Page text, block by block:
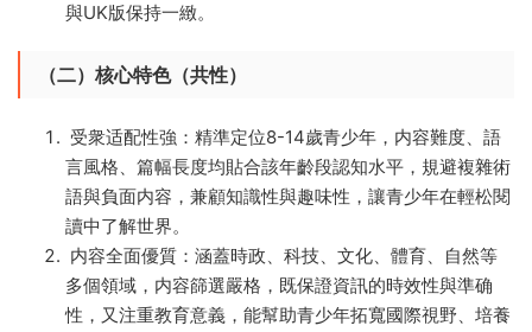
與UK版保持一緻。
（二）核心特色（共性）
受衆适配性強：精準定位8-14歲青少年，内容難度、語
言風格、篇幅長度均貼合該年齡段認知水平，規避複雜術
語與負面内容，兼顧知識性與趣味性，讓青少年在輕松閱
讀中了解世界。
内容全面優質：涵蓋時政、科技、文化、體育、自然等
多個領域，内容篩選嚴格，既保證資訊的時效性與準确
性，又注重教育意義，能幫助青少年拓寬國際視野、培養